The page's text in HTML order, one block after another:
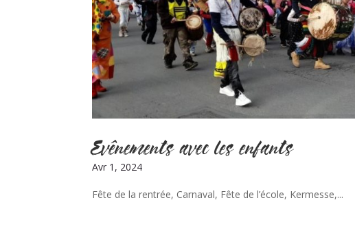
Evênements avec les enfants
Avr 1, 2024
Fête de la rentrée, Carnaval, Fête de l’école, Kermesse,...